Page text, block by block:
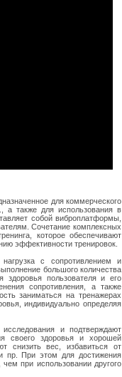
для коммерческого
а также для использования в
собой виброплатформы,
Сочетание комплексных
которое обеспечивают
эффективности тренировок.
с сопротивлением и
большого количества
здоровья пользователя и его
сопротивления, а также
заниматься на тренажерах
индивидуально определяя
и подтверждают
своего здоровья и хорошей
снизить вес, избавиться от
пр. При этом для достижения
при использовании другого